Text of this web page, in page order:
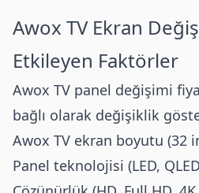
Awox TV Ekran
Etkileyen Faktörler
Awox TV panel değişimi
bağlı olarak değişiklik
Awox TV ekran boyutu (32
Panel teknolojisi (LED,